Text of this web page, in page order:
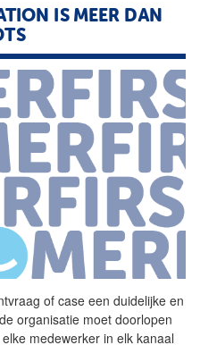
IS MEER DAN
of case een duidelijke en
organisatie moet doorlopen
medewerker in elk kanaal